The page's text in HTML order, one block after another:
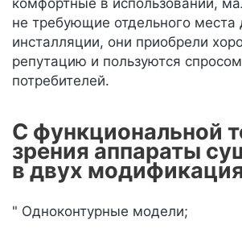
комфортные в использовании,
не требующие отдельного места
инсталляции, они приобрели
репутацию и пользуются
потребителей.
С функциональной
зрения аппараты
в двух
" Одноконтурные модели;